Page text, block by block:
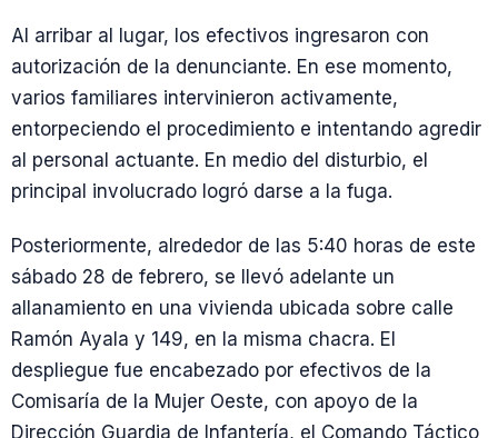
Al arribar al lugar, los efectivos ingresaron con
autorización de la denunciante. En ese momento,
varios familiares intervinieron activamente,
entorpeciendo el procedimiento e intentando agredir
al personal actuante. En medio del disturbio, el
principal involucrado logró darse a la fuga.
Posteriormente, alrededor de las 5:40 horas de este
sábado 28 de febrero, se llevó adelante un
allanamiento en una vivienda ubicada sobre calle
Ramón Ayala y 149, en la misma chacra. El
despliegue fue encabezado por efectivos de la
Comisaría de la Mujer Oeste, con apoyo de la
Dirección Guardia de Infantería, el Comando Táctico